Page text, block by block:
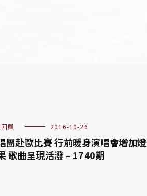
顧 2016-10-26
團赴歐比賽 行前暖身演唱會增加
歌曲呈現活潑 – 1740期